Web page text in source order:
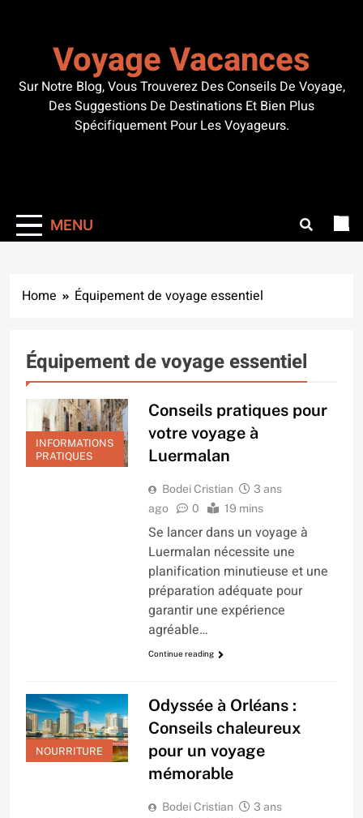
Voyage Vacances
Sur Notre Blog, Vous Trouverez Des Conseils De Voyage,
Des Suggestions De Destinations Et Bien Plus
Spécifiquement Pour Les Voyageurs.
MENU
Home Équipement de voyage essentiel
Équipement de voyage essentiel
INFORMATIONS
PRATIQUES
Conseils pratiques pour
votre voyage à
Luermalan
Bodei Cristian
3 ans
ago
0 19 mins
Se lancer dans un voyage à
Luermalan nécessite une
planification minutieuse et une
préparation adéquate pour
garantir une expérience
agréable…
Continue reading
NOURRITURE
Odyssée à Orléans :
Conseils chaleureux
pour un voyage
mémorable
Bodei Cristian
3 ans